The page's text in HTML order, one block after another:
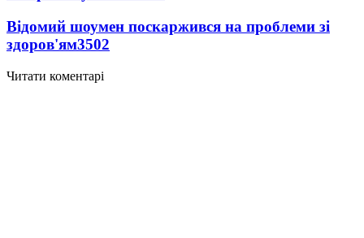
Відомий шоумен поскаржився на проблеми зі
здоров'ям3502
Читати коментарі